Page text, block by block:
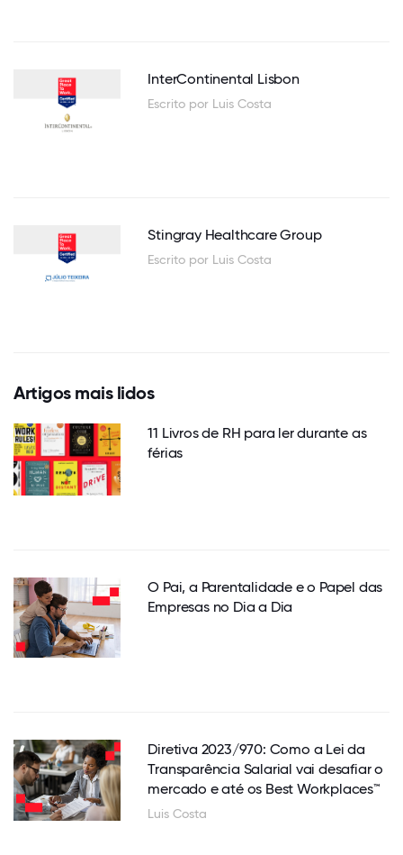
InterContinental Lisbon
Escrito por Luis Costa
Stingray Healthcare Group
Escrito por Luis Costa
Artigos mais lidos
11 Livros de RH para ler durante as
férias
O Pai, a Parentalidade e o Papel das
Empresas no Dia a Dia
Diretiva 2023/970: Como a Lei da
Transparência Salarial vai desafiar o
mercado e até os Best Workplaces™
Luis Costa